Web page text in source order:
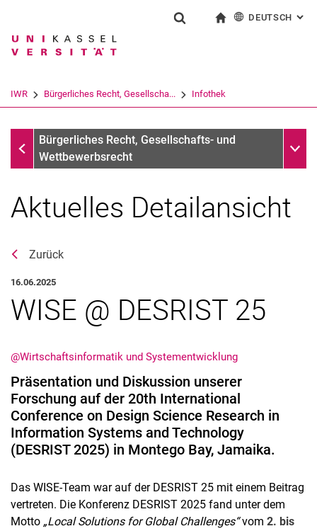
Springe direkt zu: Inhalt
Springe direkt zu: Suche
Springe direkt zu:
Suchbegriff
Suchen (öffnet externen Link in einem
DEUTSCH :
IWR Bürgerliches Recht, Gesellscha... Infothek
InfothekBürgerliches Recht, Gesellschafts- und
Wettbewerbsrecht
Aktuelles Detailansicht
Zurück
16.06.2025
WISE @ DESRIST 25
@Wirtschaftsinformatik und Systementwicklung
Präsentation und Diskussion unserer
Forschung auf der 20th International
Conference on Design Science Research in
Information Systems and Technology
(DESRIST 2025) in Montego Bay, Jamaika.
Das WISE-Team war auf der DESRIST 25 mit einem Beitrag
vertreten. Die Konferenz DESRIST 2025 fand unter dem
Motto „Local Solutions for Global Challenges“vom 2. bis